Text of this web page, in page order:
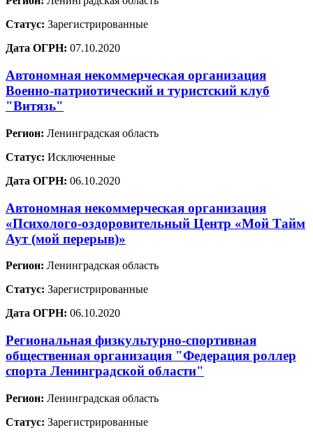
Статус: Зарегистрированные
Дата ОГРН: 07.10.2020
Автономная некоммерческая организация
Военно-патриотический и туристский клуб
"Витязь"
Регион: Ленинградская область
Статус: Исключенные
Дата ОГРН: 06.10.2020
Автономная некоммерческая организация
«Психолого-оздоровительный Центр «Мой Тайм
Аут (мой перерыв)»
Регион: Ленинградская область
Статус: Зарегистрированные
Дата ОГРН: 06.10.2020
Региональная физкультурно-спортивная
общественная организация "Федерация роллер
спорта Ленинградской области"
Регион: Ленинградская область
Статус: Зарегистрированные